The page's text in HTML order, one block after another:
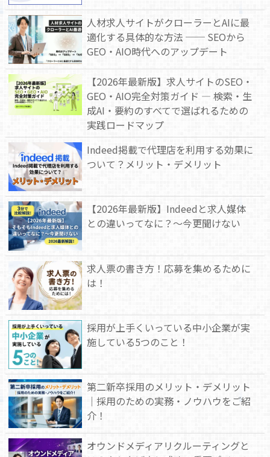
人材求人サイトがクローラーとAIに最
適化する具体的な方法 ── SEOから
GEO・AIO時代へのアップデート
【2026年最新版】求人サイトのSEO・
GEO・AIO完全対策ガイド — 検索・生
成AI・要約のすべてで選ばれるための
実践ロードマップ
Indeed掲載で代理店を利用する効果に
ついて？メリット・デメリット
【2026年最新版】Indeedと求人媒体
との違いってなに？～今更聞けない
求人票の書き方！応募を集めるために
は！
採用が上手くいっている中小企業が実
施している5つのこと！
第二新卒採用のメリット・デメリット
｜採用のための実務・ノウハウをご紹
介！
オウンドメディアリクルーティングと